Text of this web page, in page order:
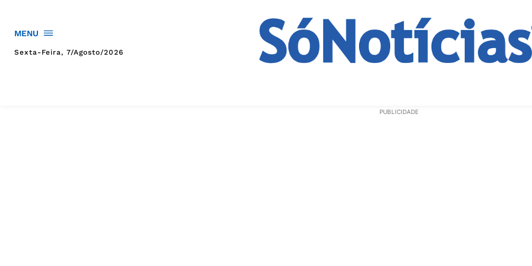
MENU
Sexta-Feira, 7/agosto/2026
PUBLICIDADE